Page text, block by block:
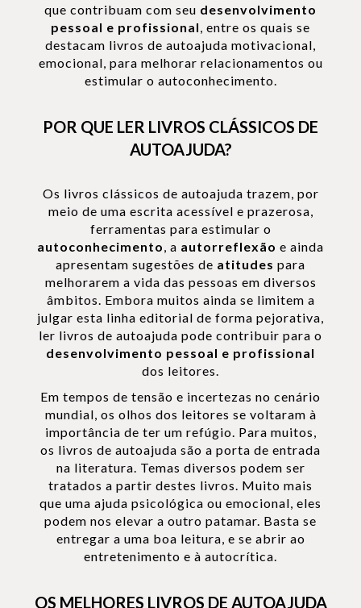
que contribuam com seu desenvolvimento
pessoal e profissional, entre os quais se
destacam livros de autoajuda motivacional,
emocional, para melhorar relacionamentos ou
estimular o autoconhecimento.
POR QUE LER LIVROS CLÁSSICOS DE
AUTOAJUDA?
Os livros clássicos de autoajuda trazem, por
meio de uma escrita acessível e prazerosa,
ferramentas para estimular o
autoconhecimento, a autorreflexão e ainda
apresentam sugestões de atitudes para
melhorarem a vida das pessoas em diversos
âmbitos. Embora muitos ainda se limitem a
julgar esta linha editorial de forma pejorativa,
ler livros de autoajuda pode contribuir para o
desenvolvimento pessoal e profissional
dos leitores.
Em tempos de tensão e incertezas no cenário
mundial, os olhos dos leitores se voltaram à
importância de ter um refúgio. Para muitos,
os livros de autoajuda são a porta de entrada
na literatura. Temas diversos podem ser
tratados a partir destes livros. Muito mais
que uma ajuda psicológica ou emocional, eles
podem nos elevar a outro patamar. Basta se
entregar a uma boa leitura, e se abrir ao
entretenimento e à autocrítica.
OS MELHORES LIVROS DE AUTOAJUDA